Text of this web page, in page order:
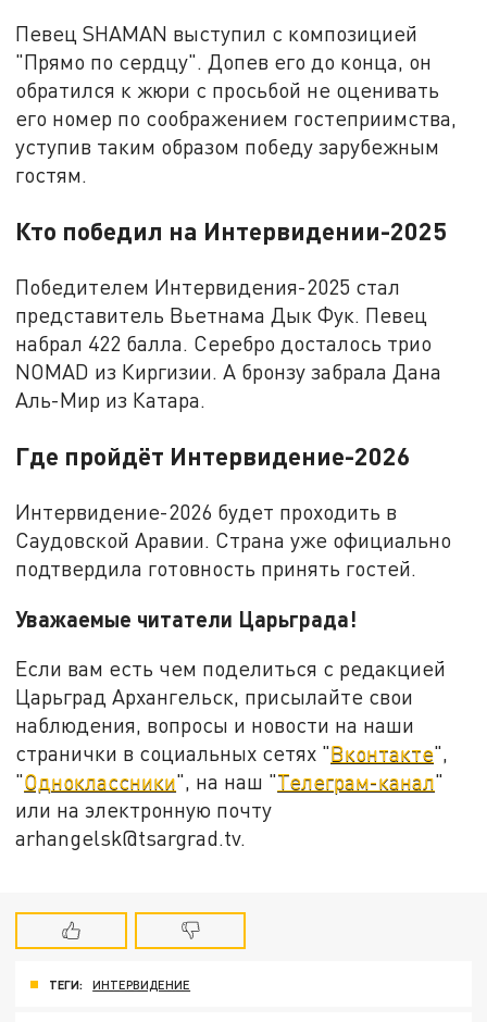
Певец SHAMAN выступил с композицией
"Прямо по сердцу". Допев его до конца, он
обратился к жюри с просьбой не оценивать
его номер по соображением гостеприимства,
уступив таким образом победу зарубежным
гостям.
Кто победил на Интервидении-2025
Победителем Интервидения-2025 стал
представитель Вьетнама Дык Фук. Певец
набрал 422 балла. Серебро досталось трио
NOMAD из Киргизии. А бронзу забрала Дана
Аль-Мир из Катара.
Где пройдёт Интервидение-2026
Интервидение-2026 будет проходить в
Саудовской Аравии. Страна уже официально
подтвердила готовность принять гостей.
Уважаемые читатели Царьграда!
Если вам есть чем поделиться с редакцией
Царьград Архангельск, присылайте свои
наблюдения, вопросы и новости на наши
странички в социальных сетях "Вконтакте",
"Одноклассники", на наш "Телеграм-канал"
или на электронную почту
arhangelsk@tsargrad.tv.
ТЕГИ: ИНТЕРВИДЕНИЕ